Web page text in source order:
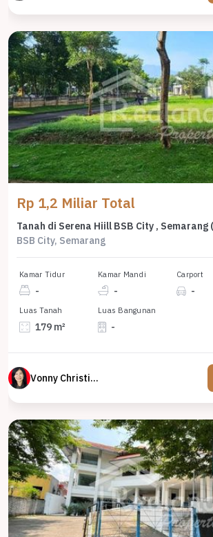
Rp 1,2 Miliar Total
Tanah di Serena Hiill BSB City , Semarang
BSB City, Semarang
Kamar Tidur
-
Kamar Mandi
-
Carport
-
Luas Tanah
179 m²
Luas Bangunan
-
Vonny Christina